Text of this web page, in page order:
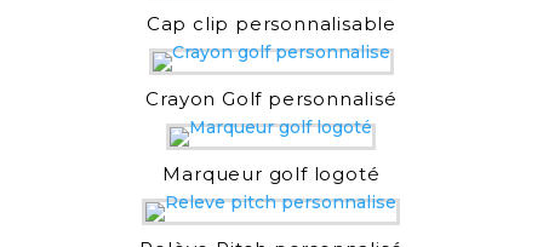
Cap clip personnalisable
Crayon Golf personnalisé
Marqueur golf logoté